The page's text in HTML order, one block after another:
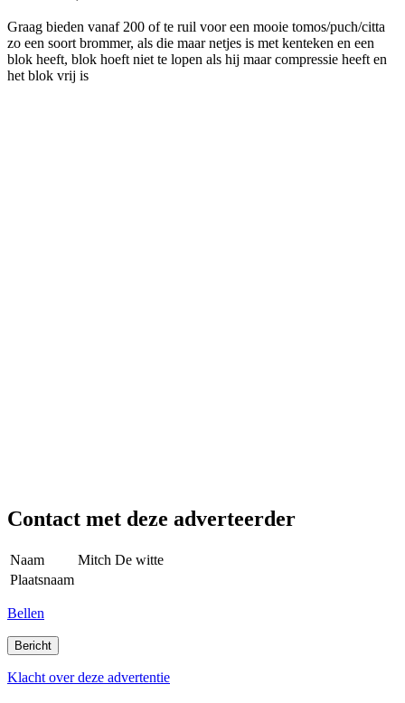
Graag bieden vanaf 200 of te ruil voor een mooie tomos/puch/citta
zo een soort brommer, als die maar netjes is met kenteken en een
blok heeft, blok hoeft niet te lopen als hij maar compressie heeft en
het blok vrij is
Contact met deze adverteerder
Naam
Mitch De witte
Plaatsnaam
Bellen
Klacht over deze advertentie